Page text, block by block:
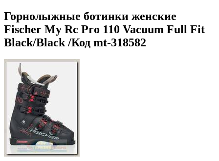
Горнолыжные ботинки женские
Fischer My Rc Pro 110 Vacuum Full Fit
Black/Black /Код mt-318582